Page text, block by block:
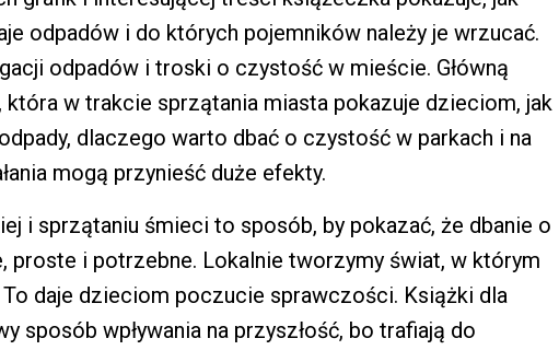
odpadów i do których pojemników należy je wrzucać.
odpadów i troski o czystość w mieście. Główną
w trakcie sprzątania miasta pokazuje dzieciom, jak
dlaczego warto dbać o czystość w parkach i na
mogą przynieść duże efekty.
i sprzątaniu śmieci to sposób, by pokazać, że dbanie o
proste i potrzebne. Lokalnie tworzymy świat, w którym
daje dzieciom poczucie sprawczości. Książki dla
sposób wpływania na przyszłość, bo trafiają do